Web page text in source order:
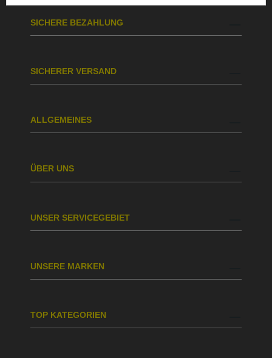
SICHERE BEZAHLUNG
SICHERER VERSAND
ALLGEMEINES
ÜBER UNS
UNSER SERVICEGEBIET
UNSERE MARKEN
TOP KATEGORIEN